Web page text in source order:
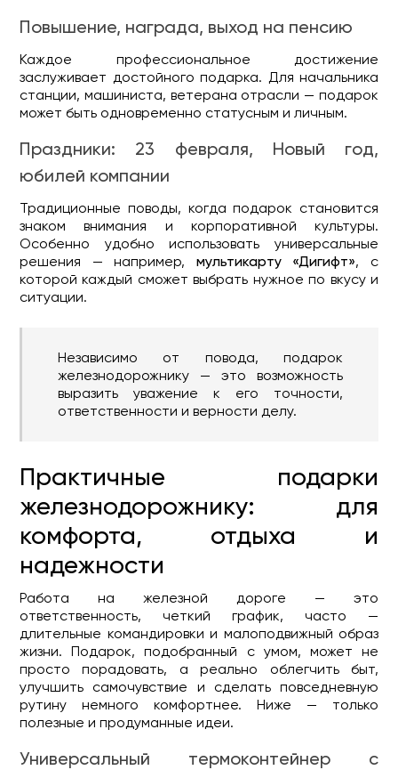
Повышение, награда, выход на пенсию
Каждое профессиональное достижение
заслуживает достойного подарка. Для начальника
станции, машиниста, ветерана отрасли — подарок
может быть одновременно статусным и личным.
Праздники: 23 февраля, Новый год,
юбилей компании
Традиционные поводы, когда подарок становится
знаком внимания и корпоративной культуры.
Особенно удобно использовать универсальные
решения — например, мультикарту «Дигифт», с
которой каждый сможет выбрать нужное по вкусу и
ситуации.
Независимо от повода, подарок
железнодорожнику — это возможность
выразить уважение к его точности,
ответственности и верности делу.
Практичные подарки
железнодорожнику: для
комфорта, отдыха и
надежности
Работа на железной дороге — это
ответственность, четкий график, часто —
длительные командировки и малоподвижный образ
жизни. Подарок, подобранный с умом, может не
просто порадовать, а реально облегчить быт,
улучшить самочувствие и сделать повседневную
рутину немного комфортнее. Ниже — только
полезные и продуманные идеи.
Универсальный термоконтейнер с